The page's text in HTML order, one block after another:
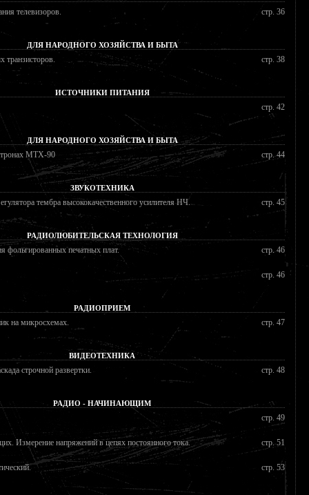
телевизоров.
стр. 36
ДЛЯ НАРОДНОГО ХОЗЯЙСТВА И БЫТА
транзисторов.
стр. 38
ИСТОЧНИКИ ПИТАНИЯ
стр. 42
ДЛЯ НАРОДНОГО ХОЗЯЙСТВА И БЫТА
МТХ-90
стр. 44
ЗВУКОТЕХНИКА
тембра высококачественного усилителя НЧ.
стр. 45
РАДИОЛЮБИТЕЛЬСКАЯ ТЕХНОЛОГИЯ
фольгированных печатных плат.
стр. 46
стр. 46
РАДИОПРИЕМ
на микросхемах.
стр. 47
ВИДЕОТЕХНИКА
строчной развертки.
стр. 48
РАДИО - НАЧИНАЮЩИМ
стр. 49
Измерение напряжений в цепях постоянного тока.
стр. 51
стр. 53